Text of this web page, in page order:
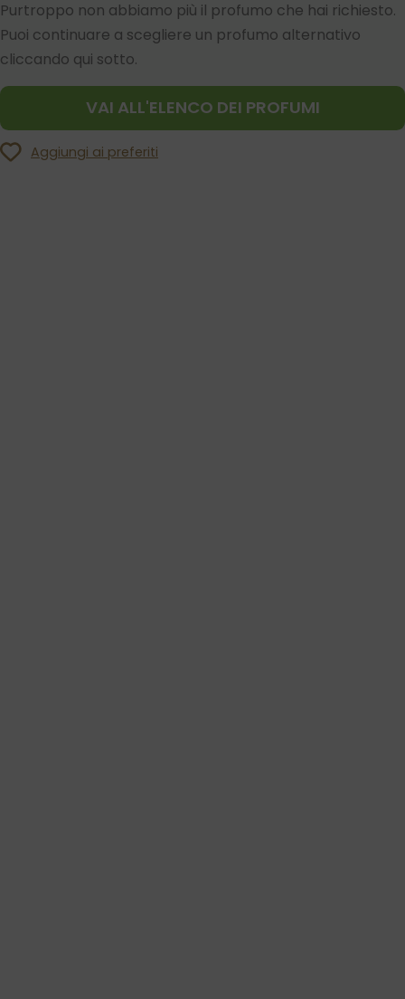
Purtroppo non abbiamo più il profumo che hai richiesto.
Puoi continuare a scegliere un profumo alternativo
cliccando qui sotto.
VAI ALL'ELENCO DEI PROFUMI
Aggiungi ai preferiti